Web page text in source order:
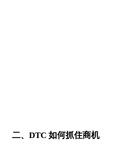
二、DTC 如何抓住商机